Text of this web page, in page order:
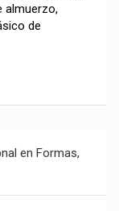
almuerzo,
de
en Formas,